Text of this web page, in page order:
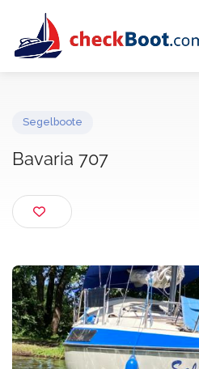
Bavaria 707